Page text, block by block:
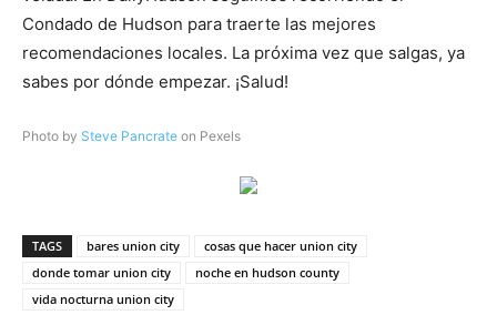
Condado de Hudson para traerte las mejores
recomendaciones locales. La próxima vez que salgas, ya
sabes por dónde empezar. ¡Salud!
Photo by Steve Pancrate on Pexels
TAGS bares union city
cosas que hacer union city
donde tomar union city
noche en hudson county
vida nocturna union city